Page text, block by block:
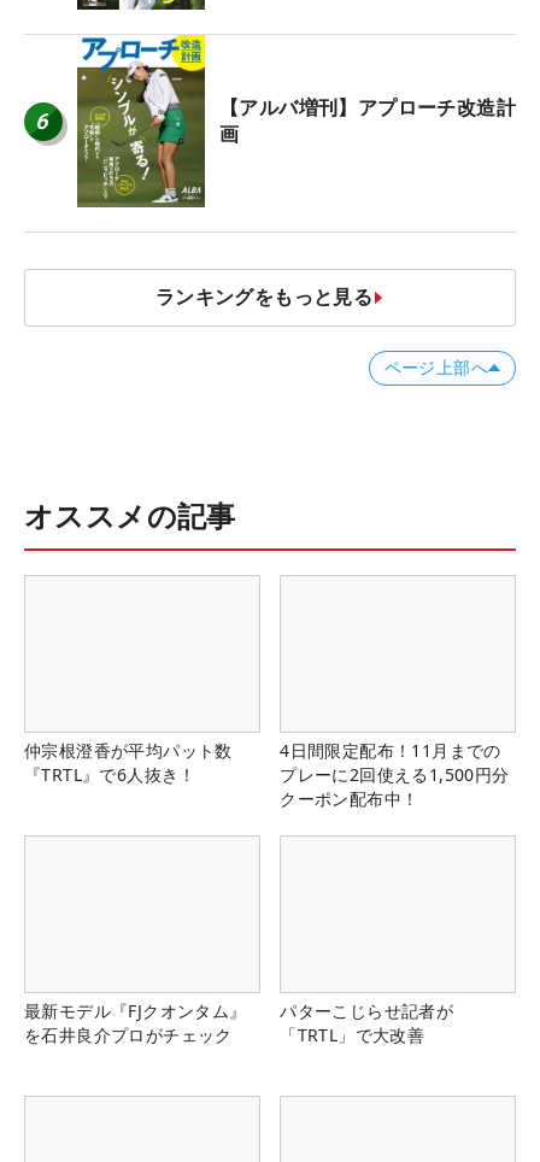
6
【アルバ増刊】アプローチ改造計
画
ランキングをもっと見る
ページ上部へ
オススメの記事
仲宗根澄香が平均パット数
『TRTL』で6人抜き！
4日間限定配布！11月までの
プレーに2回使える1,500円分
クーポン配布中！
最新モデル『FJクオンタム』
を石井良介プロがチェック
パターこじらせ記者が
「TRTL」で大改善